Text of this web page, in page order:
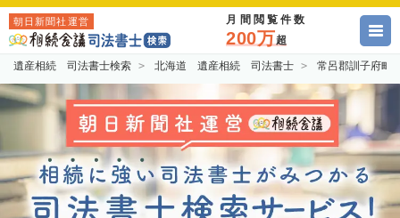
朝日新聞社運営 月間閲覧件数
200万超
遺産相続 司法書士検索 北海道 遺産相続 司法書士 常呂郡訓子府